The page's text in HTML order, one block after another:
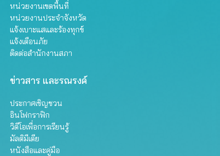
หน่วยงานเขตพื้นที่
หน่วยงานประจำจังหวัด
แจ้งเบาะแสและร้องทุกข์
แจ้งเตือนภัย
ติดต่อสำนักงานสภา
ข่าวสาร และรณรงค์
ประกาศเชิญชวน
อินโฟกราฟิก
วิดีโอเพื่อการเรียนรู้
มัลติมีเดีย
หนังสือและคู่มือ